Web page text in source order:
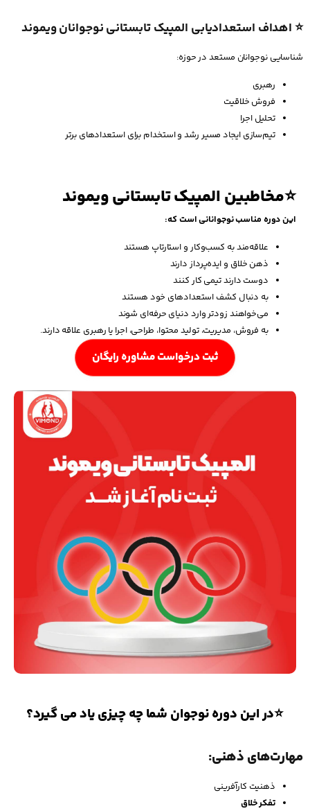
⭐ اهداف استعدادیابی المپیک تابستانی نوجوانان ویموند
شناسایی نوجوانان مستعد در حوزه:
رهبری
فروش خلاقیت
تحلیل اجرا
تیم‌سازی ایجاد مسیر رشد و استخدام برای استعدادهای برتر
⭐مخاطبین المپیک تابستانی ویموند
این دوره مناسب نوجوانانی است که:
علاقه‌مند به کسب‌وکار و استارتاپ هستند
ذهن خلاق و ایده‌پرداز دارند
دوست دارند تیمی کار کنند
به دنبال کشف استعدادهای خود هستند
می‌خواهند زودتر وارد دنیای حرفه‌ای شوند
به فروش، مدیریت، تولید محتوا، طراحی، اجرا یا رهبری علاقه دارند.
ثبت درخواست مشاوره رایگان
⭐در این دوره نوجوان شما چه چیزی یاد می گیرد؟
مهارت‌های ذهنی:
ذهنیت کارآفرینی
تفکر خلاق